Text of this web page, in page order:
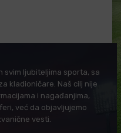
svim ljubiteljima sporta, sa
kladioničare. Naš cilj nije
i nagađanjima,
već da objavljujemo
vesti.